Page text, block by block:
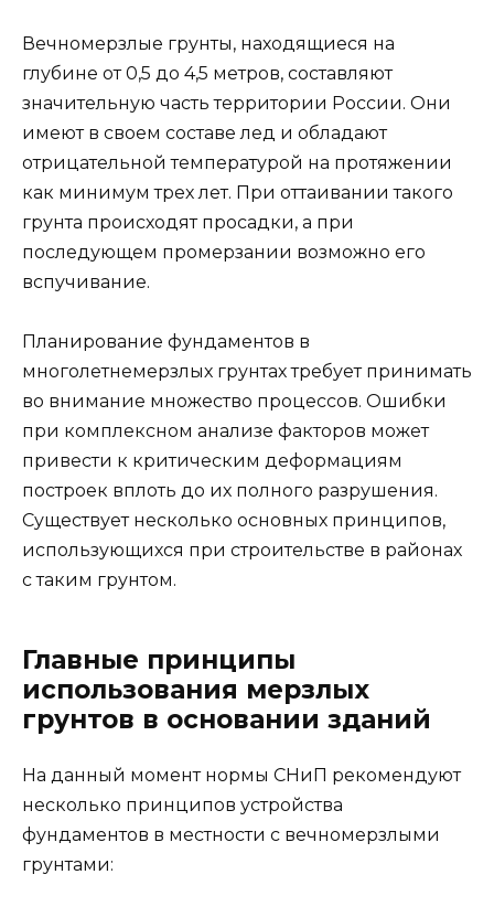
Вечномерзлые грунты, находящиеся на
глубине от 0,5 до 4,5 метров, составляют
значительную часть территории России. Они
имеют в своем составе лед и обладают
отрицательной температурой на протяжении
как минимум трех лет. При оттаивании такого
грунта происходят просадки, а при
последующем промерзании возможно его
вспучивание.
Планирование фундаментов в
многолетнемерзлых грунтах требует принимать
во внимание множество процессов. Ошибки
при комплексном анализе факторов может
привести к критическим деформациям
построек вплоть до их полного разрушения.
Существует несколько основных принципов,
использующихся при строительстве в районах
с таким грунтом.
Главные принципы
использования мерзлых
грунтов в основании зданий
На данный момент нормы СНиП рекомендуют
несколько принципов устройства
фундаментов в местности с вечномерзлыми
грунтами: